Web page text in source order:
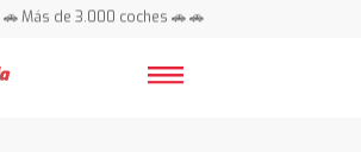
🚗 Más de 3.000 coches 🚗 🚗